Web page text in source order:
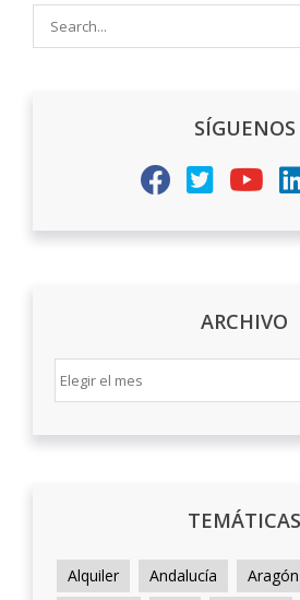
SÍGUENOS
ARCHIVO
TEMÁTICAS
Alquiler Andalucía Aragón